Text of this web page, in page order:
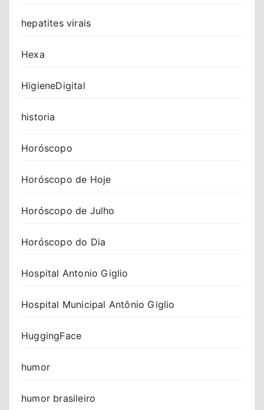
hepatites virais
Hexa
HigieneDigital
historia
Horóscopo
Horóscopo de Hoje
Horóscopo de Julho
Horóscopo do Dia
Hospital Antonio Giglio
Hospital Municipal Antônio Giglio
HuggingFace
humor
humor brasileiro